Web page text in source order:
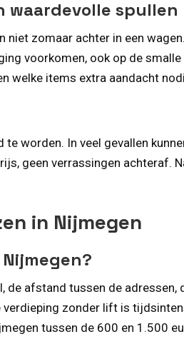
waardevolle spullen
zomaar achter in een
voorkomen, ook op de
welke items extra aandacht
worden. In veel gevallen
geen verrassingen achteraf.
in Nijmegen
afstand tussen de adressen,
zonder lift is
tussen de 600 en 1.500